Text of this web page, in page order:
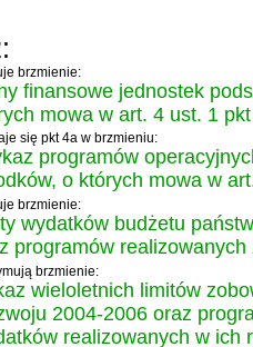
brzmienie:
finansowe jednostek
mowa w art. 4 ust. 1
się pkt 4a w brzmieniu:
programów
o których mowa w
brzmienie:
wydatków budżetu
programów
brzmienie:
wieloletnich limitów
2004-2006 oraz
realizowanych w ich